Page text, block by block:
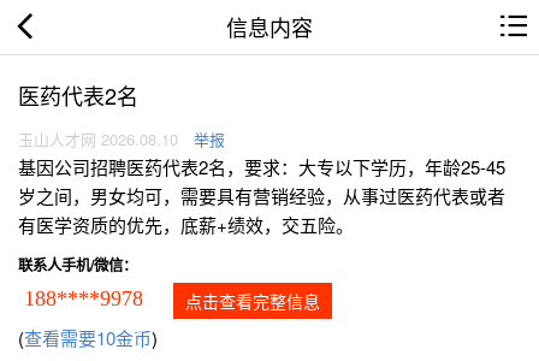
信息内容
医药代表2名
玉山人才网 2026.08.10 举报
基因公司招聘医药代表2名，要求：大专以下学历，年龄25-45
岁之间，男女均可，需要具有营销经验，从事过医药代表或者
有医学资质的优先，底薪+绩效，交五险。
联系人手机/微信：
188****9978 点击查看完整信息
(查看需要10金币)